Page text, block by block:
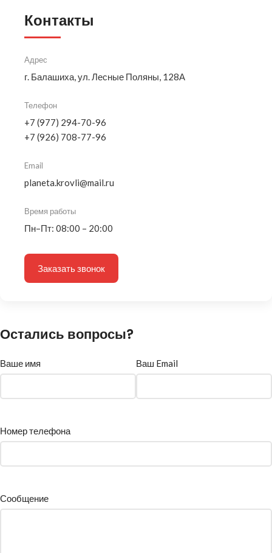
Контакты
Адрес
г. Балашиха, ул. Лесные Поляны, 128А
Телефон
+7 (977) 294-70-96
+7 (926) 708-77-96
Email
planeta.krovli@mail.ru
Время работы
Пн–Пт: 08:00 – 20:00
Заказать звонок
Остались вопросы?
Ваше имя Ваш Email
Номер телефона
Сообщение